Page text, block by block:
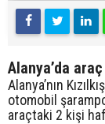
Alanya’da
Alanya’nın
otomobil
araçtaki 2 kişi